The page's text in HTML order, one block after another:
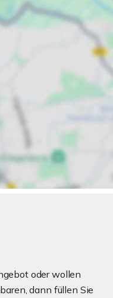
oder wollen
dann füllen Sie